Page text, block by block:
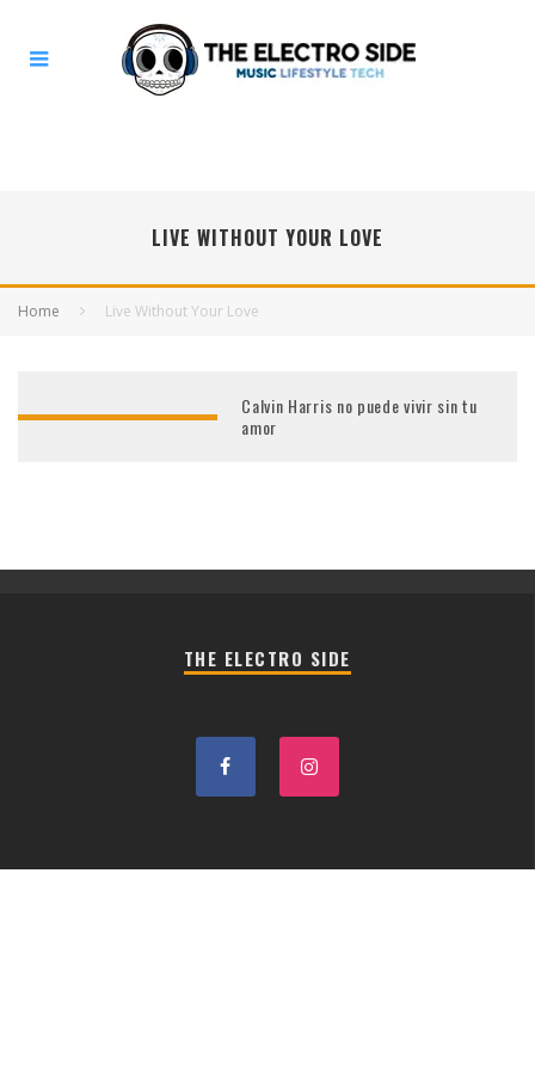
LIVE WITHOUT YOUR LOVE
Home Live Without Your Love
Calvin Harris no puede vivir sin tu
amor
THE ELECTRO SIDE